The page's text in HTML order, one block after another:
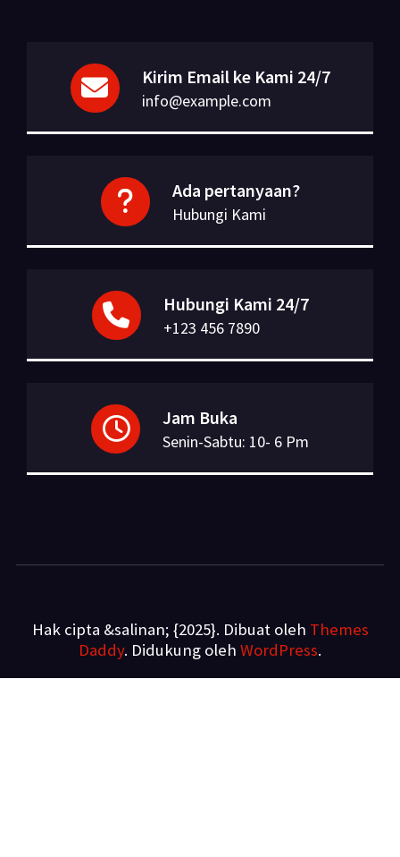
Kirim Email ke Kami 24/7
info@example.com
Ada pertanyaan?
Hubungi Kami
Hubungi Kami 24/7
+123 456 7890
Jam Buka
Senin-Sabtu: 10- 6 Pm
Hak cipta &salinan; {2025}. Dibuat oleh Themes
Daddy. Didukung oleh WordPress.